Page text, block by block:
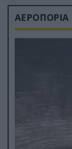
ΑΕΡΟΠΟΡΙΑ